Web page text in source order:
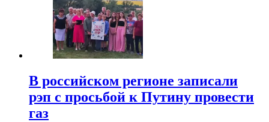
В российском регионе записали
рэп с просьбой к Путину провести
газ